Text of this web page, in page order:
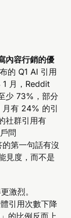
內容行銷的優
的 Q1 AI 引用
月，Reddit
少 73%，部分
有 24% 的引
社群引用有
問
第一句話有沒
見度，而不是
激烈。
引用次數下降
的比例反而上